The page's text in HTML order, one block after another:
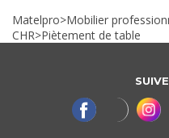
Matelpro>Mobilier
CHR>Piètement de table